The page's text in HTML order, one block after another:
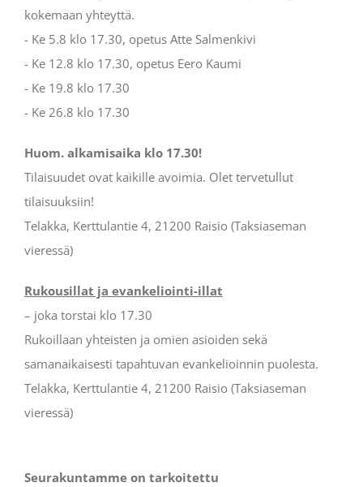
kokemaan yhteyttä.
- Ke 5.8 klo 17.30, opetus Atte Salmenkivi
- Ke 12.8 klo 17.30, opetus Eero Kaumi
- Ke 19.8 klo 17.30
- Ke 26.8 klo 17.30
Huom. alkamisaika klo 17.30!
Tilaisuudet ovat kaikille avoimia. Olet tervetullut
tilaisuuksiin!
Telakka, Kerttulantie 4, 21200 Raisio (Taksiaseman
vieressä)
Rukousillat ja evankeliointi-illat
– joka torstai klo 17.30
Rukoillaan yhteisten ja omien asioiden sekä
samanaikaisesti tapahtuvan evankelioinnin puolesta.
Telakka, Kerttulantie 4, 21200 Raisio (Taksiaseman
vieressä)
Seurakuntamme on tarkoitettu